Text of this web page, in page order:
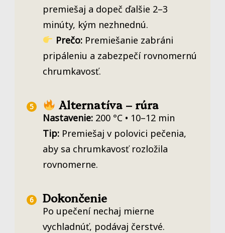
premiešaj a dopeč ďalšie 2–3
minúty, kým nezhnednú.
Prečo:Premiešanie zabráni
pripáleniu a zabezpečí rovnomernú
chrumkavosť.
Alternatíva – rúra
Nastavenie: 200 °C • 10–12 min
Tip: Premiešaj v polovici pečenia,
aby sa chrumkavosť rozložila
rovnomerne.
Dokončenie
Po upečení nechaj mierne
vychladnúť, podávaj čerstvé.